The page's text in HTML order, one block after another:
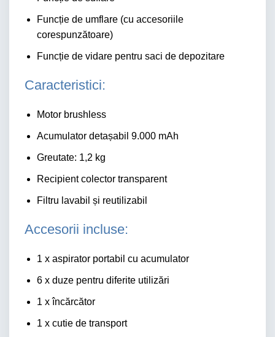
Funcție de umflare (cu accesoriile
corespunzătoare)
Funcție de vidare pentru saci de depozitare
Caracteristici:
Motor brushless
Acumulator detașabil 9.000 mAh
Greutate: 1,2 kg
Recipient colector transparent
Filtru lavabil și reutilizabil
Accesorii incluse:
1 x aspirator portabil cu acumulator
6 x duze pentru diferite utilizări
1 x încărcător
1 x cutie de transport